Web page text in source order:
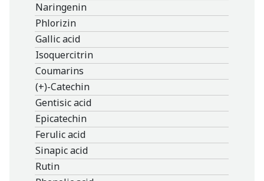
Naringenin
Phlorizin
Gallic acid
Isoquercitrin
Coumarins
(+)-Catechin
Gentisic acid
Epicatechin
Ferulic acid
Sinapic acid
Rutin